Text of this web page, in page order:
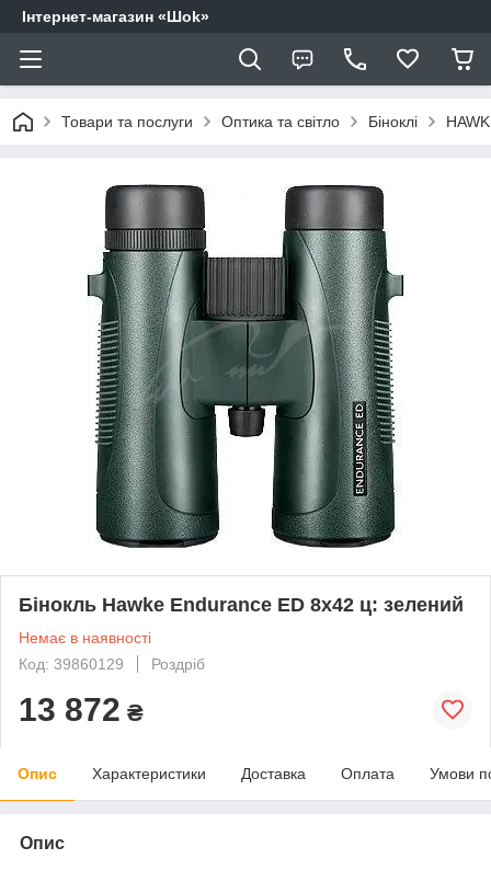
Інтернет-магазин «Шоk»
Товари та послуги Оптика та світло Біноклі
Бінокль Hawke Endurance ED 8х42 ц: зелений
Немає в наявності
Код: 39860129
Роздріб
13 872 ₴
Опис Характеристики Доставка Оплата Умови
Опис